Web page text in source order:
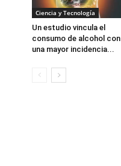
Ciencia y Tecnología
Un estudio vincula el
consumo de alcohol con
una mayor incidencia...